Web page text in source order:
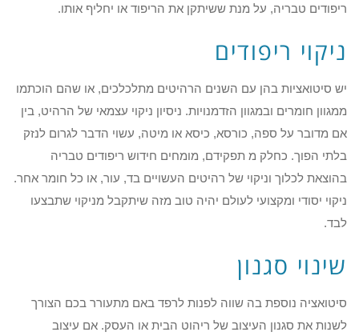
ריפודים טבריה, על מנת ששיתקן את הריפוד או יחליף אותו.
ניקוי ריפודים
יש סיטואציות בהן עם השנים הרהיטים מתלכלכים, או שהם הוכתמו
ממגוון חומרים ובמגוון הזדמנויות. ניסיון ניקוי עצמאי של הרהיט, בין
אם מדובר על ספה, כורסא, כיסא או מיטה, עשוי הדבר לגרום לנזק
בלתי הפוך. כחלק מ תפקידם, מומחים חידוש ריפודים טבריה
בהוצאת לכלוך וניקוי של רהיטים העשויים בד, עור, או כל חומר אחר.
ניקוי יסודי ומקצועי לעולם יהיה טוב מזה שיתקבל מניקוי שתבצעו
לבד.
שינוי סגנון
סיטואציה נוספת בה שווה לפנות לרפד באם מתעורר בכם הצורך
לשנות את סגנון העיצוב של ריהוט הבית או העסק. אם עיצוב